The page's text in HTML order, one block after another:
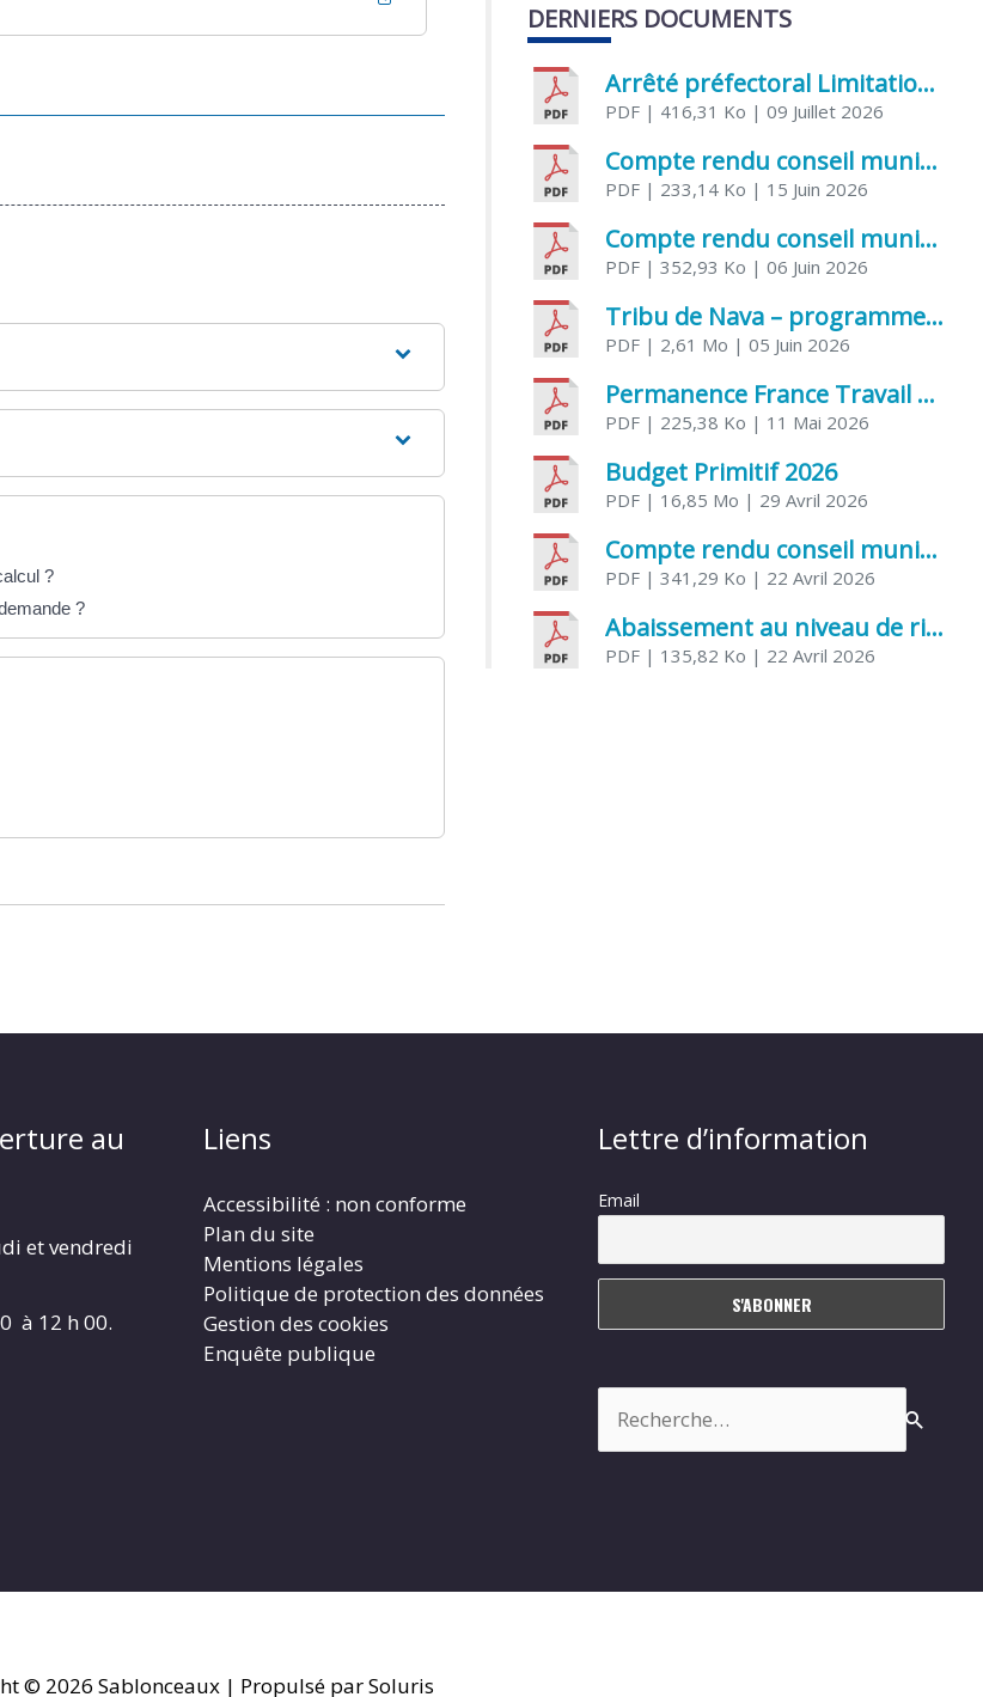
?
?
DERNIERS DOCUMENTS
Arrêté préfectoral Limitation provisoire des usages de l’eau
PDF | 416,31 Ko | 09 Juillet 2026
Compte rendu conseil municipal 5 juin 2026 sénatoriale
PDF | 233,14 Ko | 15 Juin 2026
Compte rendu conseil municipal – 21 avril 2026
PDF | 352,93 Ko | 06 Juin 2026
Tribu de Nava – programme et inscriptions été 2026
PDF | 2,61 Mo | 05 Juin 2026
Permanence France Travail au CCAS de Saujon Juin 2026
PDF | 225,38 Ko | 11 Mai 2026
Budget Primitif 2026
PDF | 16,85 Mo | 29 Avril 2026
Compte rendu conseil municipal – 7 avril 2026
PDF | 341,29 Ko | 22 Avril 2026
Abaissement au niveau de risque modéré de l’Influenza aviaire
PDF | 135,82 Ko | 22 Avril 2026
au
et vendredi
à 12 h 00.
Liens
Accessibilité : non conforme
Plan du site
Mentions légales
Politique de protection des données
Gestion des cookies
Enquête publique
Lettre d’information
Email
© 2026 Sablonceaux| Propulsé par Soluris